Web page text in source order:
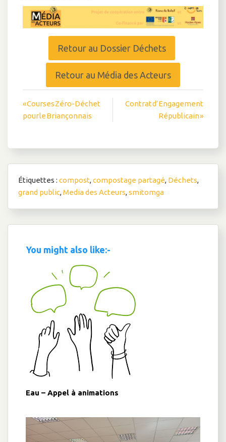
Retour au Dossier Déchets
Retour au Média des Acteurs
Navigation
de
« Courses Zéro-Déchet
pour le Briançonnais
Contrat d’Engagement
Républicain »
Étiquettes : compost,compostage partagé, Déchets,
grand public,Media des Acteurs,smitomga
You might also like:-
Eau – Appel à animations